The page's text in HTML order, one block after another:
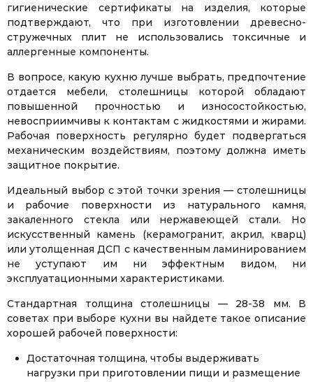
гигиенические сертификаты на изделия, которые
подтверждают, что при изготовлении древесно-
стружечных плит не использовались токсичные и
аллергенные компоненты.
В вопросе, какую кухню лучше выбрать, предпочтение
отдается мебели, столешницы которой обладают
повышенной прочностью и износостойкостью,
невосприимчивы к контактам с жидкостями и жирами.
Рабочая поверхность регулярно будет подвергаться
механическим воздействиям, поэтому должна иметь
защитное покрытие.
Идеальный выбор с этой точки зрения — столешницы
и рабочие поверхности из натурального камня,
закаленного стекла или нержавеющей стали. Но
искусственный камень (керамогранит, акрил, кварц)
или утолщенная ДСП с качественным ламинированием
не уступают им ни эффектным видом, ни
эксплуатационными характеристиками.
Стандартная толщина столешницы — 28-38 мм. В
советах при выборе кухни вы найдете такое описание
хорошей рабочей поверхности:
Достаточная толщина, чтобы выдерживать
нагрузки при приготовлении пищи и размещение